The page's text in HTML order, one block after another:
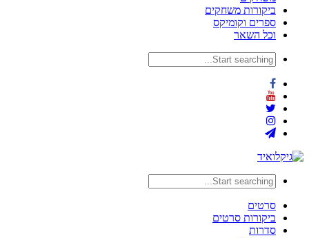
ביקורות משחקים
ספרים וקומיקס
וכל השאר
סרטים
ביקורות סרטים
סדרות